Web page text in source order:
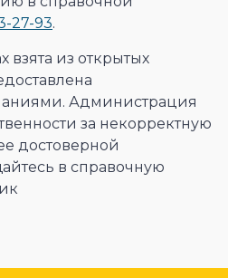
27-93.
из открытых
Администрация
за некорректную
достоверной
в справочную